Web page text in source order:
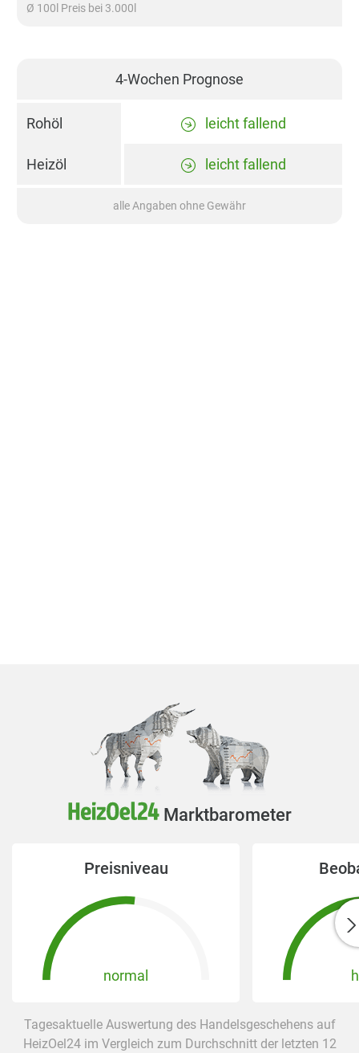
Ø 100l Preis bei 3.000l
4-Wochen Prognose
Rohöl leicht fallend
Heizöl leicht fallend
alle Angaben ohne Gewähr
Marktbarometer
Preisniveau
normal
Tagesaktuelle Auswertung des Handelsgeschehens auf
HeizOel24 im Vergleich zum Durchschnitt der letzten 12